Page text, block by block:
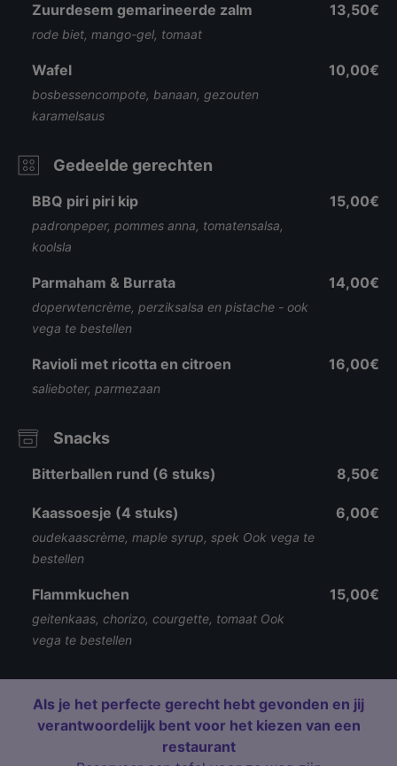
Zuurdesem gemarineerde zalm
rode biet, mango-gel, tomaat
13,50€
Wafel
bosbessencompote, banaan, gezouten
karamelsaus
10,00€
Gedeelde gerechten
BBQ piri piri kip
padronpeper, pommes anna, tomatensalsa,
koolsla
15,00€
Parmaham & Burrata
doperwtencrème, perziksalsa en pistache - ook
vega te bestellen
14,00€
Ravioli met ricotta en citroen
salieboter, parmezaan
16,00€
Snacks
Bitterballen rund (6 stuks) 8,50€
Kaassoesje (4 stuks)
oudekaascrème, maple syrup, spek Ook vega te
bestellen
6,00€
Flammkuchen
geitenkaas, chorizo, courgette, tomaat Ook
vega te bestellen
15,00€
Als je het perfecte gerecht hebt gevonden en jij
verantwoordelijk bent voor het kiezen van een
restaurant